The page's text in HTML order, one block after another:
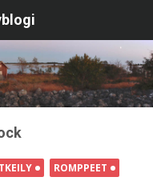
ROMPPEET